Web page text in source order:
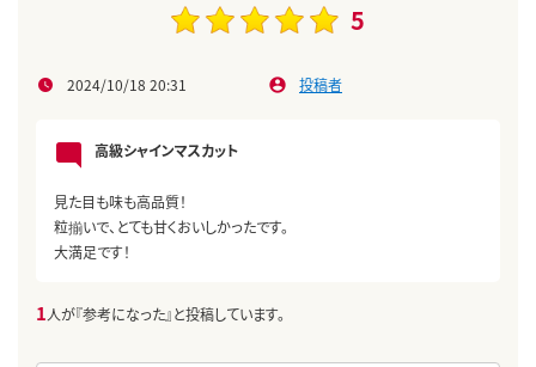
5
2024/10/18 20:31 投稿者
高級シャインマスカット
見た目も味も高品質！
粒揃いで、とても甘くおいしかったです。
大満足です！
1人が『参考になった』と投稿しています。